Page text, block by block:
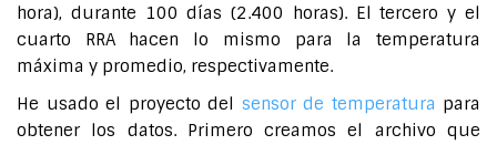
hora), durante 100 días (2.400 horas). El tercero y el
cuarto RRA hacen lo mismo para la temperatura
máxima y promedio, respectivamente.
He usado el proyecto del sensor de temperatura para
obtener los datos. Primero creamos el archivo que